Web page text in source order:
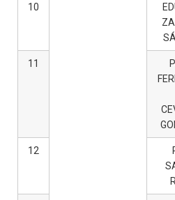
10
11
12